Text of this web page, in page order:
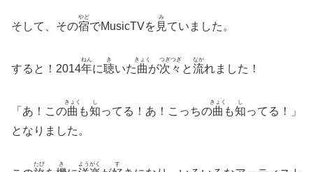
そして、その宿
やど
でMusicTVを 見
み
ていました。
すると！2014年
ねん
に聴
き
いた曲
きょく
が次々
つぎつぎ
と流
なが
れました！
「あ！この曲
きょく
も知
し
ってる！あ！こっちの曲
きょく
も知
し
ってる！」
となりました。
たび き ようがく す